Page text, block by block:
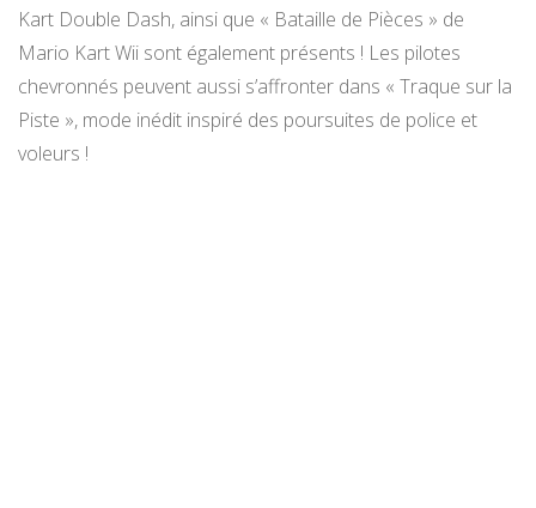
Kart Double Dash, ainsi que « Bataille de Pièces » de
Mario Kart Wii sont également présents ! Les pilotes
chevronnés peuvent aussi s’affronter dans « Traque sur la
Piste », mode inédit inspiré des poursuites de police et
voleurs !